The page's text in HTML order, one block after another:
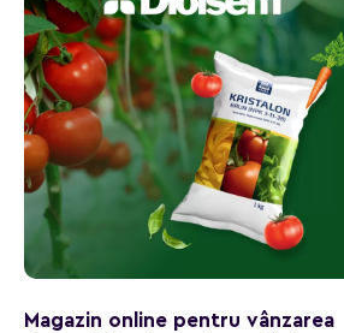
Magazin online pentru vânzarea